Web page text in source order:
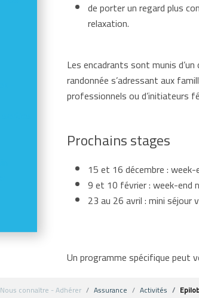
de porter un regard plus
relaxation.
Les encadrants sont munis
randonnée s’adressant aux
professionnels ou d’initiateurs
Prochains stages
15 et 16 décembre :
9 et 10 février : week-end
23 au 26 avril : mini
Un programme spécifique peut
Nous connaître - Adhérer Assurance Activités